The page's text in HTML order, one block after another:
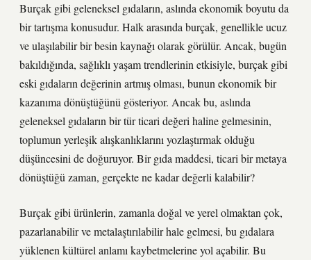
Burçak gibi geleneksel gıdaların, aslında ekonomik boyutu da
bir tartışma konusudur. Halk arasında burçak, genellikle ucuz
ve ulaşılabilir bir besin kaynağı olarak görülür. Ancak, bugün
bakıldığında, sağlıklı yaşam trendlerinin etkisiyle, burçak gibi
eski gıdaların değerinin artmış olması, bunun ekonomik bir
kazanıma dönüştüğünü gösteriyor. Ancak bu, aslında
geleneksel gıdaların bir tür ticari değeri haline gelmesinin,
toplumun yerleşik alışkanlıklarını yozlaştırmak olduğu
düşüncesini de doğuruyor. Bir gıda maddesi, ticari bir metaya
dönüştüğü zaman, gerçekte ne kadar değerli kalabilir?
Burçak gibi ürünlerin, zamanla doğal ve yerel olmaktan çok,
pazarlanabilir ve metalaştırılabilir hale gelmesi, bu gıdalara
yüklenen kültürel anlamı kaybetmelerine yol açabilir. Bu